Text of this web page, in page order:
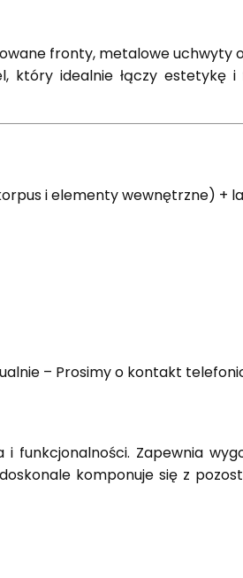
fronty, metalowe uchwyty
który idealnie łączy estetykę
i elementy wewnętrzne) +
– Prosimy o kontakt
i funkcjonalności. Zapewnia
komponuje się z